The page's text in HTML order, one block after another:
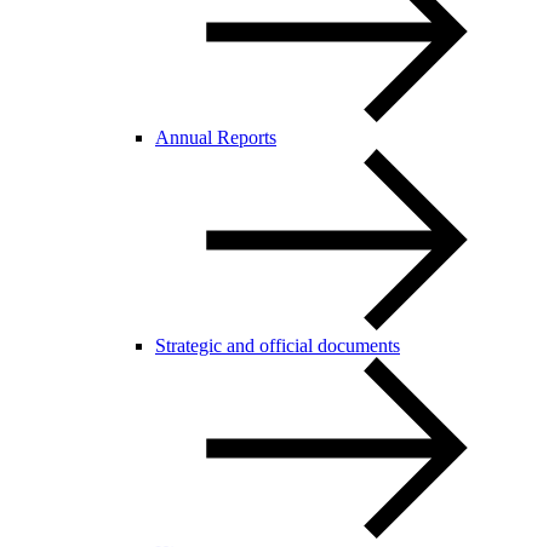
Annual Reports
Strategic and official documents